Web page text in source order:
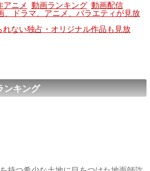
アニメ 動画ランキング 動画配信
、ドラマ、アニメ、バラエティが見放
れない独占・オリジナル作品も見放
ンキング